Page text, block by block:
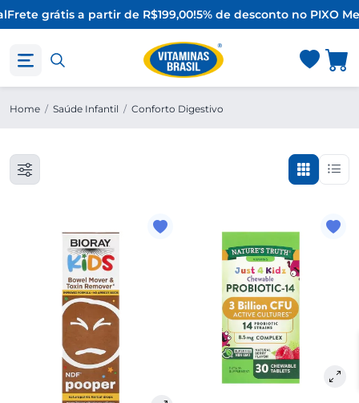
Frete grátis a partir de R$199,00!5% de desconto no PIXO
Home / Saúde Infantil / Conforto Digestivo